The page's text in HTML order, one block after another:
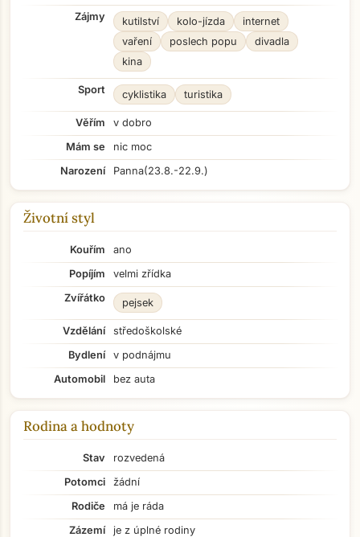
Zájmy kutilství kolo-jízda
internet
vaření
poslech popu
divadla
kina
Sport cyklistika turistika
Věřím
v dobro
Mám se
nic moc
Narození
Panna(23.8.-22.9.)
Životní styl
Kouřím
ano
Popíjím
velmi zřídka
Zvířátko
pejsek
Vzdělání
středoškolské
Bydlení
v podnájmu
Automobil
bez auta
Rodina a hodnoty
Stav
rozvedená
Potomci
žádní
Rodiče
má je ráda
Zázemí
je z úplné rodiny